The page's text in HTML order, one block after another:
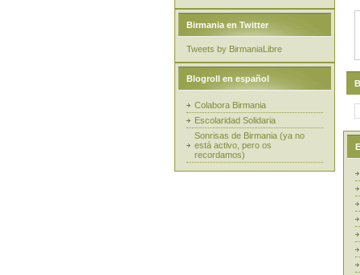
Birmania en Twitter
Tweets by BirmaniaLibre
Blogroll en español
Colabora Birmania
Escolaridad Solidaria
Sonrisas de Birmania (ya no
está activo, pero os
recordamos)